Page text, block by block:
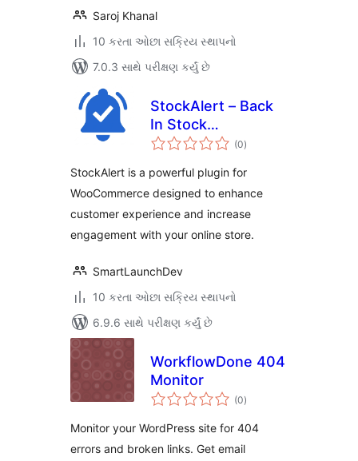
Saroj Khanal
10 કરતા ઓછા સક્રિય સ્થાપનો
7.0.3 સાથે પરીક્ષણ કર્યું છે
StockAlert – Back
In Stock
Notifications for
(0કુલ
રેટિંગ્સ
)
StockAlert is a powerful plugin for
WooCommerce designed to enhance
customer experience and increase
engagement with your online store.
SmartLaunchDev
10 કરતા ઓછા સક્રિય સ્થાપનો
6.9.6 સાથે પરીક્ષણ કર્યું છે
WorkflowDone 404
Monitor
(0કુલ
રેટિંગ્સ
)
Monitor your WordPress site for 404
errors and broken links. Get email